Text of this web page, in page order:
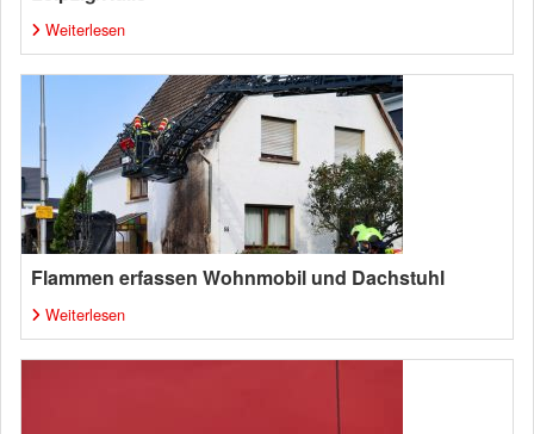
Weiterlesen
Flammen erfassen Wohnmobil und Dachstuhl
Weiterlesen